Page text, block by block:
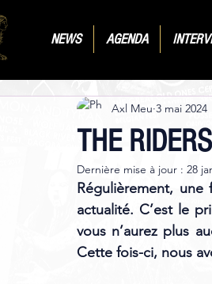
NEWS AGENDA
THE RIDERS
Axl Meu 3 mai 2024
Dernière mise à jour : 28
Régulièrement,
actualité. C’est le
vous n’aurez plus
Cette fois-ci, nous